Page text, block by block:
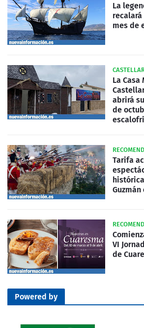
La
mes de
La
abrirá
de
Tarifa
Guzmán
VI
de
Powered by